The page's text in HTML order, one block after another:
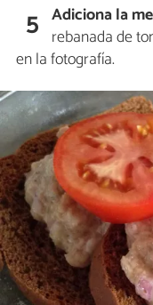
5 Adiciona la
rebanada de
en la fotografía.